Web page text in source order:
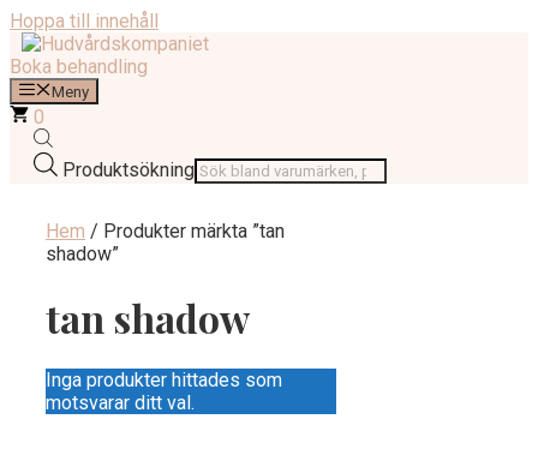
Hoppa till innehåll
Boka behandling
Meny
0
Produktsökning
Hem / Produkter märkta ”tan
shadow”
tan shadow
Inga produkter hittades som
motsvarar ditt val.